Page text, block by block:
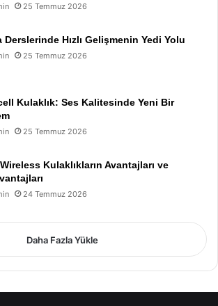
25 Temmuz 2026
Derslerinde Hızlı Gelişmenin Yedi Yolu
25 Temmuz 2026
Kulaklık: Ses Kalitesinde Yeni Bir
25 Temmuz 2026
Kulaklıkların Avantajları ve
24 Temmuz 2026
Daha Fazla Yükle